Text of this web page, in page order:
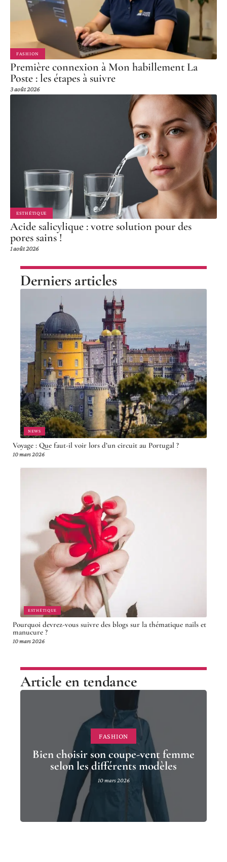
FASHION
Première connexion à Mon habillement La
Poste : les étapes à suivre
3 août 2026
ESTHÉTIQUE
Acide salicylique : votre solution pour des
pores sains !
1 août 2026
Derniers articles
NEWS
Voyage : Que faut-il voir lors d’un circuit au Portugal ?
10 mars 2026
ESTHÉTIQUE
Pourquoi devrez-vous suivre des blogs sur la thématique nails et
manucure ?
10 mars 2026
Article en tendance
FASHION
Bien choisir son coupe-vent femme
selon les différents modèles
10 mars 2026